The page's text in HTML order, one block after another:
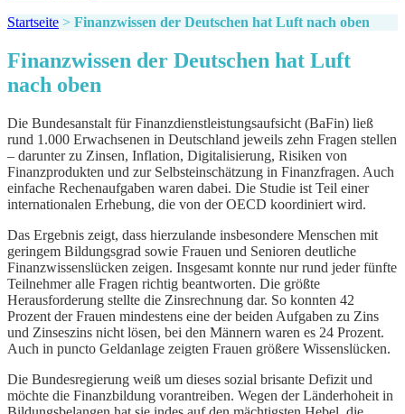
Startseite > Finanzwissen der Deutschen hat Luft nach oben
Finanzwissen der Deutschen hat Luft
nach oben
Die Bundesanstalt für Finanzdienstleistungsaufsicht (BaFin) ließ
rund 1.000 Erwachsenen in Deutschland jeweils zehn Fragen stellen
– darunter zu Zinsen, Inflation, Digitalisierung, Risiken von
Finanzprodukten und zur Selbsteinschätzung in Finanzfragen. Auch
einfache Rechenaufgaben waren dabei. Die Studie ist Teil einer
internationalen Erhebung, die von der OECD koordiniert wird.
Das Ergebnis zeigt, dass hierzulande insbesondere Menschen mit
geringem Bildungsgrad sowie Frauen und Senioren deutliche
Finanzwissenslücken zeigen. Insgesamt konnte nur rund jeder fünfte
Teilnehmer alle Fragen richtig beantworten. Die größte
Herausforderung stellte die Zinsrechnung dar. So konnten 42
Prozent der Frauen mindestens eine der beiden Aufgaben zu Zins
und Zinseszins nicht lösen, bei den Männern waren es 24 Prozent.
Auch in puncto Geldanlage zeigten Frauen größere Wissenslücken.
Die Bundesregierung weiß um dieses sozial brisante Defizit und
möchte die Finanzbildung vorantreiben. Wegen der Länderhoheit in